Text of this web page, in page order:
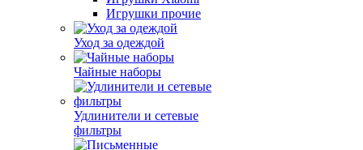
Игрушки прочие
Уход за одеждой
Чайные наборы
Удлинители и сетевые
фильтры